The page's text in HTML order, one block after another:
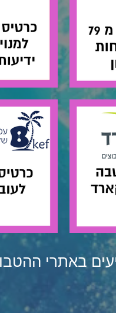
באתרי